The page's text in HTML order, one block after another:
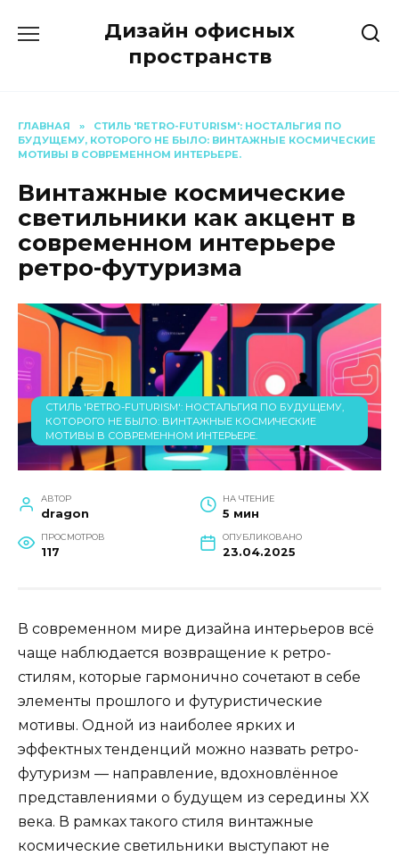
Дизайн офисных
пространств
ГЛАВНАЯ »
СТИЛЬ 'RETRO-FUTURISM': НОСТАЛЬГИЯ ПО
БУДУЩЕМУ, КОТОРОГО НЕ БЫЛО: ВИНТАЖНЫЕ КОСМИЧЕСКИЕ
МОТИВЫ В СОВРЕМЕННОМ ИНТЕРЬЕРЕ.
Винтажные космические
светильники как акцент в
современном интерьере
ретро-футуризма
СТИЛЬ 'RETRO-FUTURISM': НОСТАЛЬГИЯ ПО БУДУЩЕМУ,
КОТОРОГО НЕ БЫЛО: ВИНТАЖНЫЕ КОСМИЧЕСКИЕ
МОТИВЫ В СОВРЕМЕННОМ ИНТЕРЬЕРЕ.
АВТОР
dragon
НА ЧТЕНИЕ
5 мин
ПРОСМОТРОВ
117
ОПУБЛИКОВАНО
23.04.2025
В современном мире дизайна интерьеров всё
чаще наблюдается возвращение к ретро-
стилям, которые гармонично сочетают в себе
элементы прошлого и футуристические
мотивы. Одной из наиболее ярких и
эффектных тенденций можно назвать ретро-
футуризм — направление, вдохновлённое
представлениями о будущем из середины XX
века. В рамках такого стиля винтажные
космические светильники выступают не